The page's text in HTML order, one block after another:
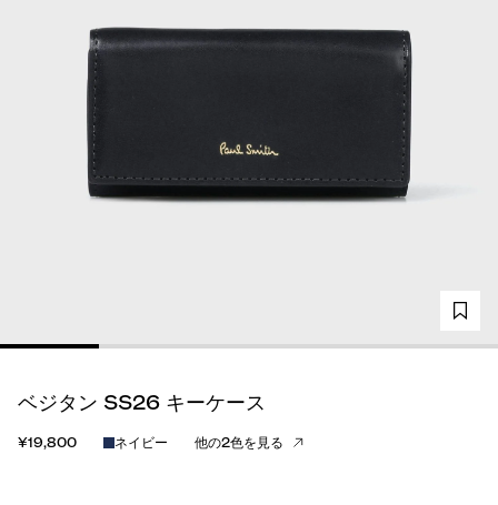
ベジタン SS26 キーケース
¥19,800 ネイビー 他の2色を見る